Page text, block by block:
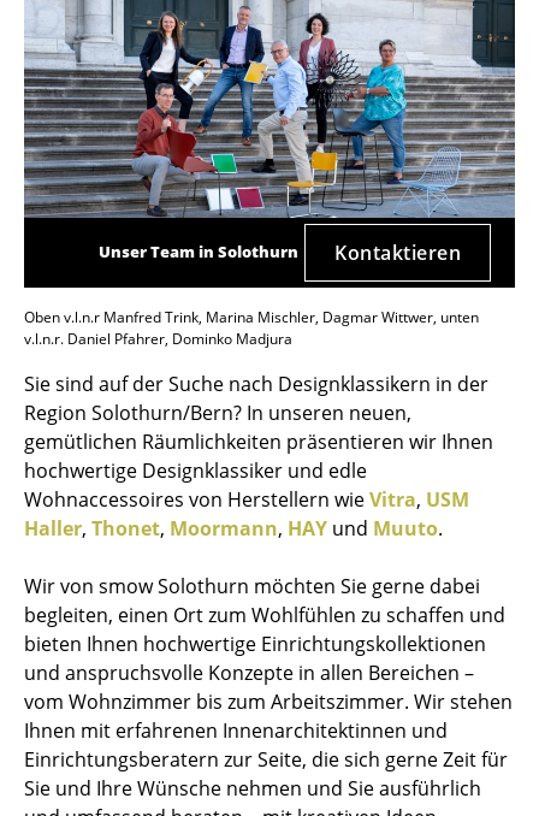
Unser Team in Solothurn Kontaktieren
Oben v.l.n.r Manfred Trink, Marina Mischler, Dagmar Wittwer, unten
v.l.n.r. Daniel Pfahrer, Dominko Madjura
Sie sind auf der Suche nach Designklassikern in der
Region Solothurn/Bern? In unseren neuen,
gemütlichen Räumlichkeiten präsentieren wir Ihnen
hochwertige Designklassiker und edle
Wohnaccessoires von Herstellern wieVitra, USM
Haller, Thonet, Moormann, HAY und Muuto.
Wir von smow Solothurn möchten Sie gerne dabei
begleiten, einen Ort zum Wohlfühlen zu schaffen und
bieten Ihnen hochwertige Einrichtungskollektionen
und anspruchsvolle Konzepte in allen Bereichen –
vom Wohnzimmer bis zum Arbeitszimmer. Wir stehen
Ihnen mit erfahrenen Innenarchitektinnen und
Einrichtungsberatern zur Seite, die sich gerne Zeit für
Sie und Ihre Wünsche nehmen und Sie ausführlich